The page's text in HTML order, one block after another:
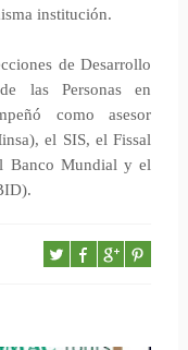
institución.
de Desarrollo
las Personas en
como asesor
el SIS, el Fissal
Banco Mundial y el